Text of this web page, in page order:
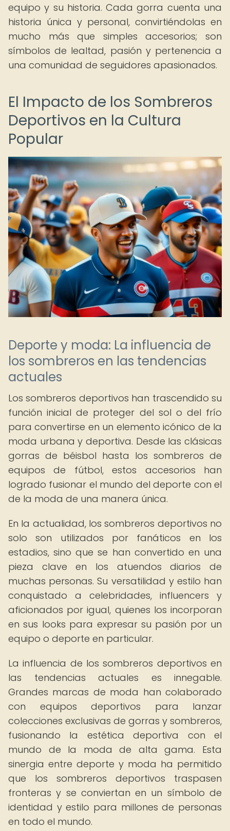
equipo y su historia. Cada gorra cuenta una
historia única y personal, convirtiéndolas en
mucho más que simples accesorios; son
símbolos de lealtad, pasión y pertenencia a
una comunidad de seguidores apasionados.
El Impacto de los Sombreros
Deportivos en la Cultura
Popular
Deporte y moda: La influencia de
los sombreros en las tendencias
actuales
Los sombreros deportivos han trascendido su
función inicial de proteger del sol o del frío
para convertirse en un elemento icónico de la
moda urbana y deportiva. Desde las clásicas
gorras de béisbol hasta los sombreros de
equipos de fútbol, estos accesorios han
logrado fusionar el mundo del deporte con el
de la moda de una manera única.
En la actualidad, los sombreros deportivos no
solo son utilizados por fanáticos en los
estadios, sino que se han convertido en una
pieza clave en los atuendos diarios de
muchas personas. Su versatilidad y estilo han
conquistado a celebridades, influencers y
aficionados por igual, quienes los incorporan
en sus looks para expresar su pasión por un
equipo o deporte en particular.
La influencia de los sombreros deportivos en
las tendencias actuales es innegable.
Grandes marcas de moda han colaborado
con equipos deportivos para lanzar
colecciones exclusivas de gorras y sombreros,
fusionando la estética deportiva con el
mundo de la moda de alta gama. Esta
sinergia entre deporte y moda ha permitido
que los sombreros deportivos traspasen
fronteras y se conviertan en un símbolo de
identidad y estilo para millones de personas
en todo el mundo.